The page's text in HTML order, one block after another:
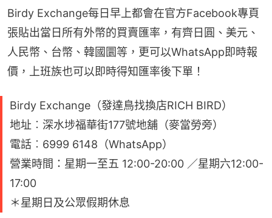
Birdy Exchange每日早上都會在官方Facebook專頁
張貼出當日所有外幣的買賣匯率，有齊日圓、美元、
人民幣、台幣、韓國圜等，更可以WhatsApp即時報
價，上班族也可以即時得知匯率後下單！
Birdy Exchange（發達鳥找換店​RICH BIRD）
地址︰深水埗福華街177號地舖（麥當勞旁）
電話︰6999 6148（WhatsApp）
營業時間：星期一至五 12:00-20:00 ／星期六12:00-
17:00
＊星期日及公眾假期休息